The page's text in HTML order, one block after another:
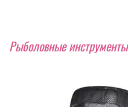
Рыболовные инструменты